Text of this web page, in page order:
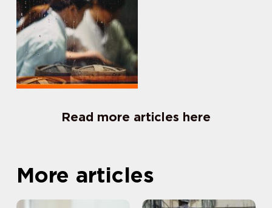
Read more articles here
More articles